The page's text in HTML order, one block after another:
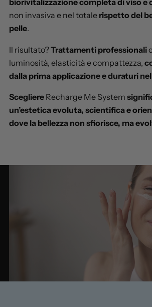
biorivitalizzazione completa di viso e
non invasiva e nel totale rispetto del
pelle.
Il risultato?Trattamenti professionali
luminosità, elasticità e compattezza,
dalla prima applicazione e duraturi
Scegliere Recharge Me System
un’estetica evoluta, scientifica e
dove la bellezza non sfiorisce, ma